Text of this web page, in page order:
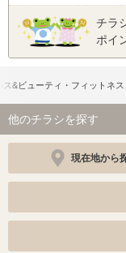
チラ
ポイ
ス&ビューティ・フィットネス
他のチラシを探す
現在地から